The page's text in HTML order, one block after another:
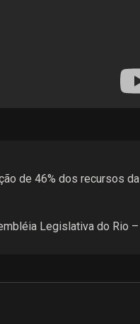
de 46% dos recursos da
Legislativa do Rio –